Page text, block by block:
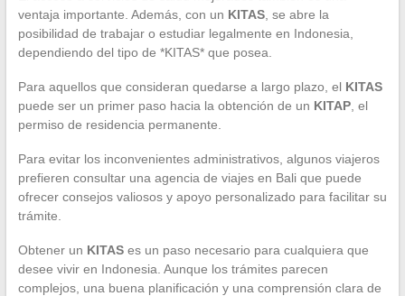
ventaja importante. Además, con un KITAS, se abre la
posibilidad de trabajar o estudiar legalmente en Indonesia,
dependiendo del tipo de *KITAS* que posea.
Para aquellos que consideran quedarse a largo plazo, el KITAS
puede ser un primer paso hacia la obtención de un KITAP, el
permiso de residencia permanente.
Para evitar los inconvenientes administrativos, algunos viajeros
prefieren consultar una agencia de viajes en Bali que puede
ofrecer consejos valiosos y apoyo personalizado para facilitar su
trámite.
Obtener un KITASes un paso necesario para cualquiera que
desee vivir en Indonesia. Aunque los trámites parecen
complejos, una buena planificación y una comprensión clara de